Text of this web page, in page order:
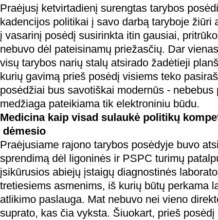
Praėjusį ketvirtadienį surengtas tarybos
kadencijos politikai į savo darbą taryboje žiūri
į vasarinį posėdį susirinkta itin gausiai,
nebuvo dėl pateisinamų priežasčių. Dar
visų tarybos narių stalų atsirado žadėtieji
kurių gavimą prieš posėdį visiems teko
posėdžiai bus savotiškai modernūs -
medžiaga pateikiama tik elektroniniu būdu.
Medicina kaip visad sulaukė politikų
dėmesio
Praėjusiame rajono tarybos posėdyje buvo
sprendimą dėl ligoninės ir PSPC turimų
įsikūrusios abiejų įstaigų diagnostinės
tretiesiems asmenims, iš kurių būtų perkama
atlikimo paslauga. Mat nebuvo nei vieno
suprato, kas čia vyksta. Šiuokart, prieš